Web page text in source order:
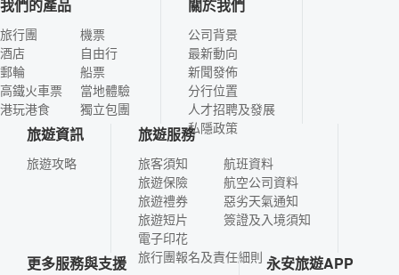
我們的產品
旅行團
酒店
郵輪
高鐵火車票
港玩港食
機票
自由行
船票
當地體驗
獨立包團
關於我們
公司背景
最新動向
新聞發佈
分行位置
人才招聘及發展
私隱政策
旅遊資訊
旅遊攻略
旅遊服務
旅客須知
旅遊保險
旅遊禮券
旅遊短片
電子印花
航班資料
航空公司資料
惡劣天氣通知
簽證及入境須知
旅行團報名及責任細則
更多服務與支援 永安旅遊APP